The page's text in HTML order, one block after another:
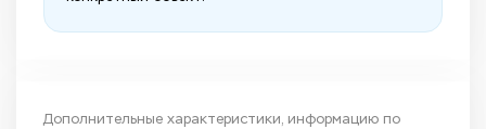
Дополнительные характеристики, информацию по